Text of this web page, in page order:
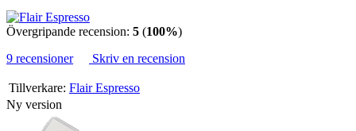
Övergripande recension: 5 (100%)
9 recensioner
Skriv en recension
Tillverkare: Flair Espresso
Ny version